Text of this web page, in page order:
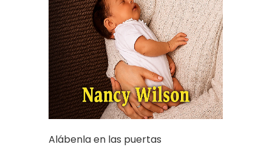
Alábenla en las puertas